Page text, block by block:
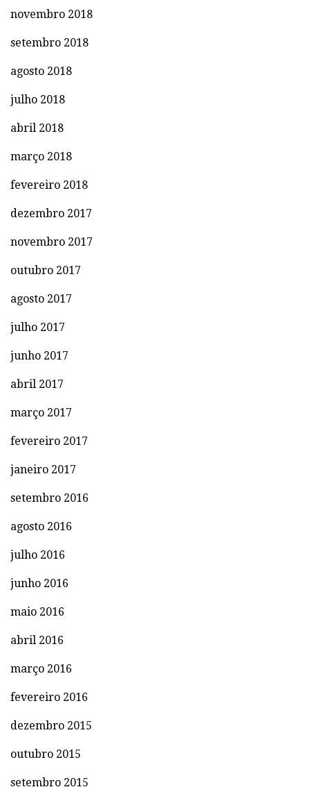
novembro 2018
setembro 2018
agosto 2018
julho 2018
abril 2018
março 2018
fevereiro 2018
dezembro 2017
novembro 2017
outubro 2017
agosto 2017
julho 2017
junho 2017
abril 2017
março 2017
fevereiro 2017
janeiro 2017
setembro 2016
agosto 2016
julho 2016
junho 2016
maio 2016
abril 2016
março 2016
fevereiro 2016
dezembro 2015
outubro 2015
setembro 2015